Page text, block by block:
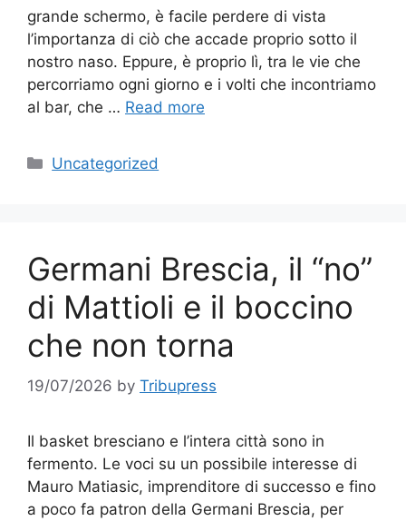
grande schermo, è facile perdere di vista
l’importanza di ciò che accade proprio sotto il
nostro naso. Eppure, è proprio lì, tra le vie che
percorriamo ogni giorno e i volti che incontriamo
al bar, che … Read more
Categories
Uncategorized
Germani Brescia, il “no”
di Mattioli e il boccino
che non torna
19/07/2026 by Tribupress
Il basket bresciano e l’intera città sono in
fermento. Le voci su un possibile interesse di
Mauro Matiasic, imprenditore di successo e fino
a poco fa patron della Germani Brescia, per